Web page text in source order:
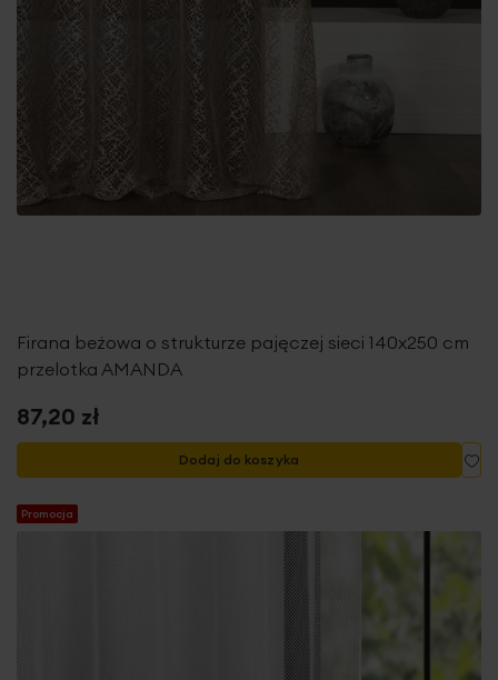
Firana beżowa o strukturze pajęczej sieci 140x250 cm
przelotka AMANDA
87,20 zł
Dodaj do koszyka
Promocja